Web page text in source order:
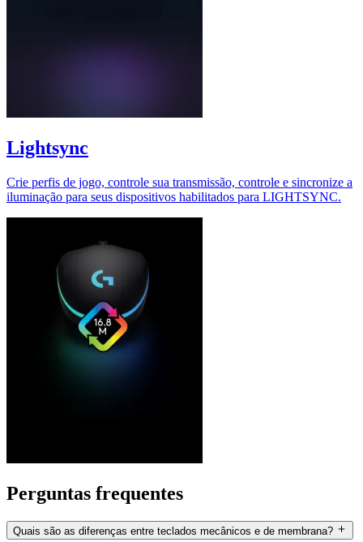
Lightsync
Crie perfis de jogo, controle sua transmissão, controle e sincronize a
iluminação para seus dispositivos habilitados para LIGHTSYNC.
Perguntas frequentes
Quais são as diferenças entre teclados mecânicos e de membrana?